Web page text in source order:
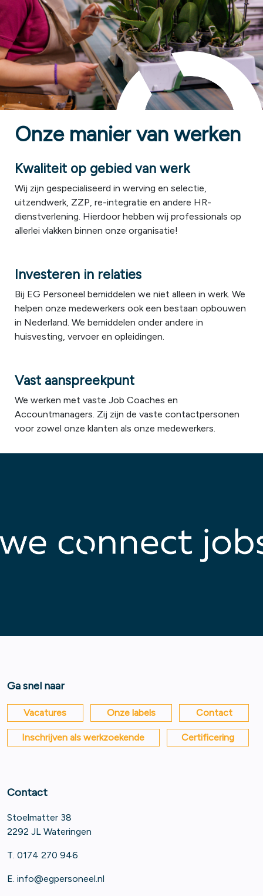
Onze manier van werken
Kwaliteit op gebied van werk
Wij zijn gespecialiseerd in werving en selectie,
uitzendwerk, ZZP, re-integratie en andere HR-
dienstverlening. Hierdoor hebben wij professionals op
allerlei vlakken binnen onze organisatie!
Investeren in relaties
Bij EG Personeel bemiddelen we niet alleen in werk. We
helpen onze medewerkers ook een bestaan opbouwen
in Nederland. We bemiddelen onder andere in
huisvesting, vervoer en opleidingen.
Vast aanspreekpunt
We werken met vaste Job Coaches en
Accountmanagers. Zij zijn de vaste contactpersonen
voor zowel onze klanten als onze medewerkers.
Ga snel naar
Vacatures Onze labels Contact
Inschrijven als werkzoekende Certificering
Contact
Stoelmatter 38
2292 JL Wateringen
T. 0174 270 946
E. info@egpersoneel.nl